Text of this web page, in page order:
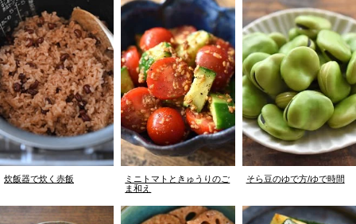
炊飯器で炊く赤飯
ミニトマトときゅうりのご
ま和え
そら豆のゆで方/ゆで時間